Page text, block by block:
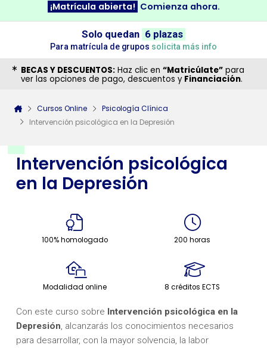
Intervención psicológica
en la Depresión
100% homologado 200 horas
Modalidad online 8 créditos ECTS
Con este curso sobre Intervención psicológica en la
Depresión , alcanzarás los conocimientos necesarios
para desarrollar, con la mayor solvencia, la labor
¡Matrícula abierta! Comienza ahora.
Solo quedan 6 plazas
Para matrícula de grupos solicita más info
BECAS Y DESCUENTOS: Haz clic en “Matricúlate” para
ver las opciones de pago, descuentos y Financiación.
Cursos Online
Psicología Clínica
Intervención psicológica en la Depresión
¿Necesitas más información
sobre un curso?